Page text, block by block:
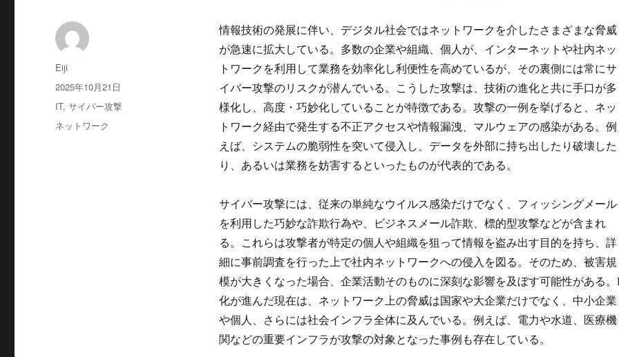
情報技術の発展に伴い、デジタル社会ではネットワークを介したさまざまな脅威
が急速に拡大している。 多数の企業や組織、個人が、インターネットや社内ネッ
トワークを利用して業務を効率化し利便性を高めているが、その裏側には常にサ
イバー攻撃のリスクが潜んでいる。こうした攻撃は、技術の進化と共に手口が多
様化し、高度・巧妙化していることが特徴である。攻撃の一例を挙げると、ネッ
トワーク経由で発生する不正アクセスや情報漏洩、マルウェアの感染がある。例
えば、システムの脆弱性を突いて侵入し、データを外部に持ち出したり破壊した
り、あるいは業務を妨害するといったものが代表的である。
サイバー攻撃には、従来の単純なウイルス感染だけでなく、フィッシングメール
を利用した巧妙な詐欺行為や、ビジネスメール詐欺、標的型攻撃などが含まれ
る。これらは攻撃者が特定の個人や組織を狙って情報を盗み出す目的を持ち、詳
細に事前調査を行った上で社内ネットワークへの侵入を図る。そのため、被害規
模が大きくなった場合、企業活動そのものに深刻な影響を及ぼす可能性がある
化が進んだ現在は、ネットワーク上の脅威は国家や大企業だけでなく、中小企業
や個人、さらには社会インフラ全体に及んでいる。例えば、電力や水道、医療機
関などの重要インフラが攻撃の対象となった事例も存在している。
投
稿
Eiji
投
稿
日:
2025年10月21日
カ
テ
ゴ
IT,サイバー攻撃
タ
ネットワーク